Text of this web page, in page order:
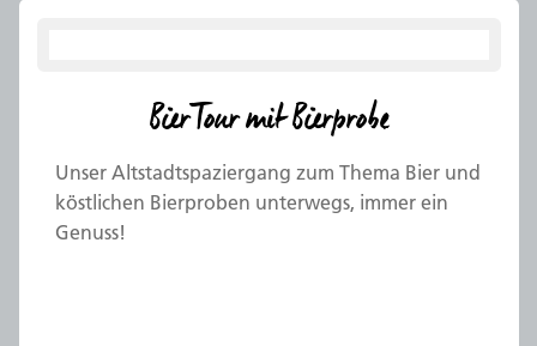
BierTour mit Bierprobe
Unser Altstadtspaziergang zum Thema Bier und
köstlichen Bierproben unterwegs, immer ein
Genuss!